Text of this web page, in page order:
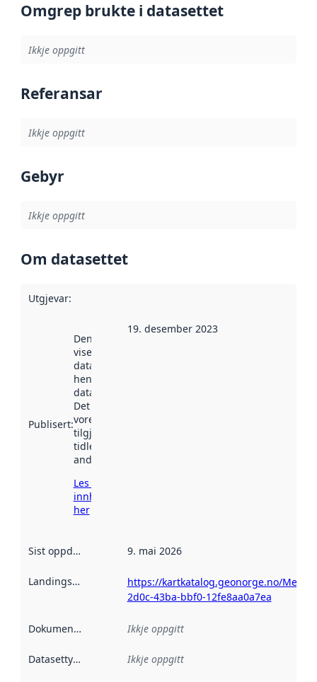
Omgrep brukte i datasettet
Ikkje oppgitt
Referansar
Ikkje oppgitt
Gebyr
Ikkje oppgitt
Om datasettet
Utgjevar:
Publisert:
Denne datoen
viser når
datasettet vart
henta inn av
data.norge.no.
Det kan ha
vore
tilgjengeleg
tidlegare
andre stader.
Les meir om
innhenting
her
19. desember 2023
Sist oppdatert 9. mai 2026
Landingsside
https://kartkatalog.geonorge.no/
2d0c-43ba-bbf0-12fe8aa0a7ea
Dokumentasjon Ikkje oppgitt
Datasettype Ikkje oppgitt